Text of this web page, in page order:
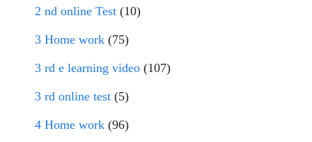
2 nd online Test (10)
3 Home work (75)
3 rd e learning video (107)
3 rd online test (5)
4 Home work (96)